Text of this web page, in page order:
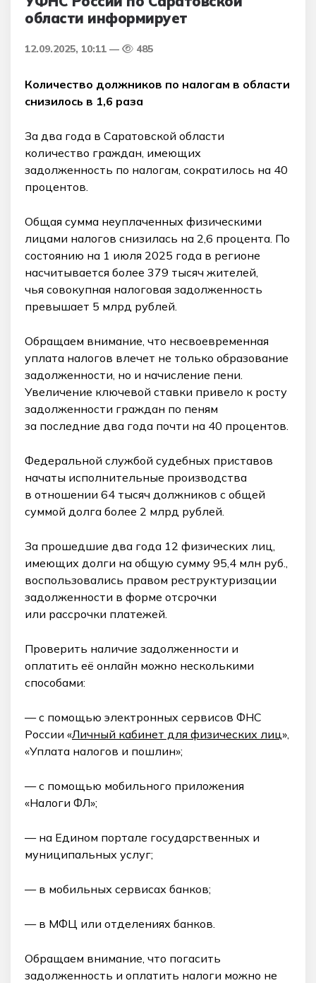
области информирует
12.09.2025, 10:11 485
Количество должников по налогам в области
снизилось в 1,6 раза
За два года в Саратовской области
количество граждан, имеющих
задолженность по налогам, сократилось на 40
процентов.
Общая сумма неуплаченных физическими
лицами налогов снизилась на 2,6 процента. По
состоянию на 1 июля 2025 года в регионе
насчитывается более 379 тысяч жителей,
чья совокупная налоговая задолженность
превышает 5 млрд рублей.
Обращаем внимание, что несвоевременная
уплата налогов влечет не только образование
задолженности, но и начисление пени.
Увеличение ключевой ставки привело к росту
задолженности граждан по пеням
за последние два года почти на 40 процентов.
Федеральной службой судебных приставов
начаты исполнительные производства
в отношении 64 тысяч должников с общей
суммой долга более 2 млрд рублей.
За прошедшие два года 12 физических лиц,
имеющих долги на общую сумму 95,4 млн руб.,
воспользовались правом реструктуризации
задолженности в форме отсрочки
или рассрочки платежей.
Проверить наличие задолженности и
оплатить её онлайн можно несколькими
способами:
— с помощью электронных сервисов ФНС
России «Личный кабинет для физических лиц»,
«Уплата налогов и пошлин»;
— с помощью мобильного приложения
«Налоги ФЛ»;
— на Едином портале государственных и
муниципальных услуг;
— в мобильных сервисах банков;
— в МФЦ или отделениях банков.
Обращаем внимание, что погасить
задолженность и оплатить налоги можно не